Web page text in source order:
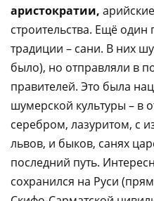
аристократии,
строительства. Ещё
традиции – сани. В них
было), но отправляли в
правителей. Это была
шумерской культуры – в
серебром, лазуритом, с
львов, и быков, санях
последний путь.
сохранился на Руси